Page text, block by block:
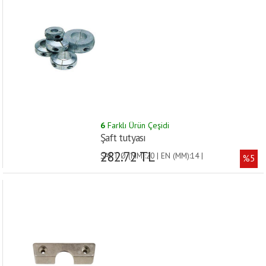
6Farklı Ürün Çeşidi
Şaft tutyası
ŞAFT Ø (MM):20 | EN (MM):14 |
282.72 TL %5